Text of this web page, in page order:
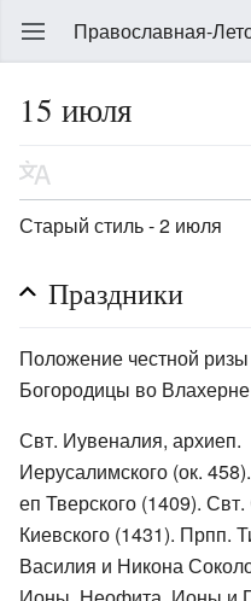
Православная-
15 июля
Старый стиль - 2 июля
Праздники
Положение честной
Богородицы во
Свт. Иувеналия, архиеп.
Иерусалимского (ок.
еп Тверского (1409).
Киевского (1431). Прпп.
Василия и Никона